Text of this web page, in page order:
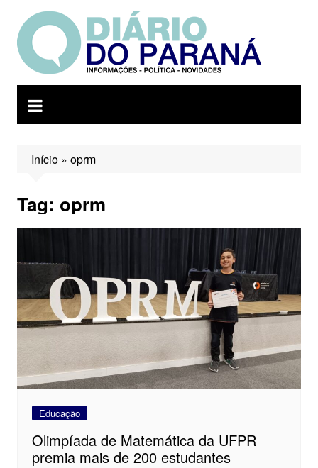
para
conteúdo
Início» oprm
Tag: oprm
Educação
Olimpíada de Matemática da UFPR
premia mais de 200 estudantes